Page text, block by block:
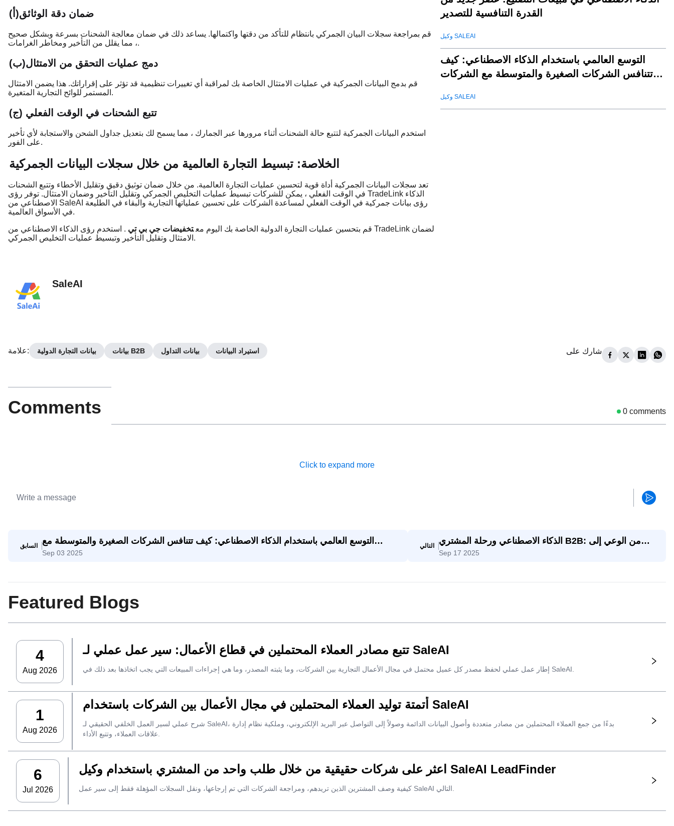
(أ)ضمان دقة الوثائق
قم بمراجعة سجلات البيان الجمركي بانتظام للتأكد من دقتها واكتمالها. يساعد ذلك في ضمان معالجة الشحنات بسرعة وبشكل صحيح
، مما يقلل من التأخير ومخاطر الغرامات.
(ب)دمج عمليات التحقق من الامتثال
قم بدمج البيانات الجمركية في عمليات الامتثال الخاصة بك لمراقبة أي تغييرات تنظيمية قد تؤثر على إقراراتك. هذا يضمن الامتثال
المستمر للوائح التجارية المتغيرة.
(ج) تتبع الشحنات في الوقت الفعلي
استخدم البيانات الجمركية لتتبع حالة الشحنات أثناء مرورها عبر الجمارك ، مما يسمح لك بتعديل جداول الشحن والاستجابة لأي تأخير
على الفور.
الخلاصة: تبسيط التجارة العالمية من خلال سجلات البيانات الجمركية
تعد سجلات البيانات الجمركية أداة قوية لتحسين عمليات التجارة العالمية. من خلال ضمان توثيق دقيق وتقليل الأخطاء وتتبع الشحنات
في الوقت الفعلي ، يمكن للشركات تبسيط عمليات التخليص الجمركي وتقليل التأخير وضمان الامتثال. توفر رؤى TradeLink الذكاء
الاصطناعي من SaleAI رؤى بيانات جمركية في الوقت الفعلي لمساعدة الشركات على تحسين عملياتها التجارية والبقاء في الطليعة
في الأسواق العالمية.
قم بتحسين عمليات التجارة الدولية الخاصة بك اليوم مع تخفيضات جي بي تي . استخدم رؤى الذكاء الاصطناعي من TradeLink لضمان
الامتثال وتقليل التأخير وتبسيط عمليات التخليص الجمركي.
القدرة التنافسية للتصدير
وكيل SALEAI
التوسع العالمي باستخدام الذكاء الاصطناعي: كيف
تتنافس الشركات الصغيرة والمتوسطة مع الشركات
وكيل SALEAI
SaleAI
علامة: بيانات التجارة الدولية بيانات B2B بيانات التداول استيراد البيانات شارك على
Comments 0 comments
Click to expand more
السابق
التوسع العالمي باستخدام الذكاء الاصطناعي: كيف تتنافس الشركات الصغيرة والمتوسطة مع
الشركات العملاقة
Sep 03 2025
التالي
الذكاء الاصطناعي ورحلة المشتري B2B: من الوعي إلى
اتخاذ القرار
Sep 17 2025
Featured Blogs
4
Aug 2026
تتبع مصادر العملاء المحتملين في قطاع الأعمال: سير عمل عملي لـ SaleAI
إطار عمل عملي لحفظ مصدر كل عميل محتمل في مجال الأعمال التجارية بين الشركات، وما يثبته المصدر، وما هي إجراءات المبيعات التي يجب اتخاذها بعد ذلك في SaleAI.
1
Aug 2026
أتمتة توليد العملاء المحتملين في مجال الأعمال بين الشركات باستخدام SaleAI
شرح عملي لسير العمل الخلفي الحقيقي لـ SaleAI، بدءًا من جمع العملاء المحتملين من مصادر متعددة وأصول البيانات الدائمة وصولاً إلى التواصل عبر البريد الإلكتروني، وملكية نظام إدارة
علاقات العملاء، وتتبع الأداء.
6
Jul 2026
اعثر على شركات حقيقية من خلال طلب واحد من المشتري باستخدام وكيل SaleAI LeadFinder
كيفية وصف المشترين الذين تريدهم، ومراجعة الشركات التي تم إرجاعها، ونقل السجلات المؤهلة فقط إلى سير عمل SaleAI التالي.